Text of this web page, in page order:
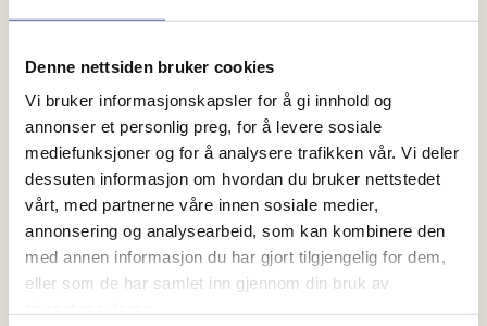
Denne nettsiden bruker cookies
Vi bruker informasjonskapsler for å gi innhold og
annonser et personlig preg, for å levere sosiale
mediefunksjoner og for å analysere trafikken vår. Vi deler
dessuten informasjon om hvordan du bruker nettstedet
vårt, med partnerne våre innen sosiale medier,
annonsering og analysearbeid, som kan kombinere den
med annen informasjon du har gjort tilgjengelig for dem,
eller som de har samlet inn gjennom din bruk av
at våre medlemmer får trene sammen!
Om MS